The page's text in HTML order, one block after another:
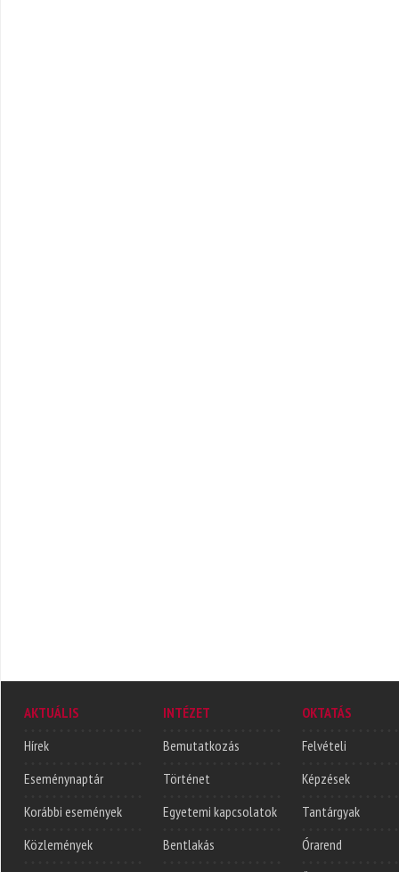
AKTUÁLIS
Hírek
Eseménynaptár
Korábbi események
Közlemények
INTÉZET
Bemutatkozás
Történet
Egyetemi kapcsolatok
Bentlakás
OKTATÁS
Felvételi
Képzések
Tantárgyak
Órarend